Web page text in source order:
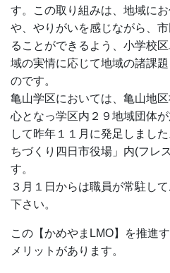
す。この取り組みは、地域に
や、やりがいを感じながら、
ることができるよう、小学校
域の実情に応じて地域の諸課
のです。
亀山学区においては、亀山地
心となっ学区内２９地域団体
して昨年１１月に発足しまし
ちづくり四日市役場」内(フレ
す。
３月１日からは職員が常駐し
下さい。
この【かめやまLMO】を推進
メリットがあります。